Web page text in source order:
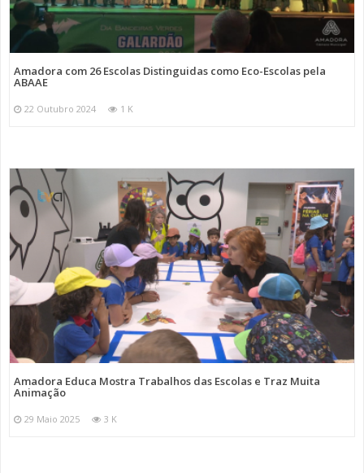
Amadora com 26 Escolas Distinguidas como Eco-Escolas pela
ABAAE
22 Outubro 2024 1 K
Amadora Educa Mostra Trabalhos das Escolas e Traz Muita
Animação
29 Maio 2025 3 K